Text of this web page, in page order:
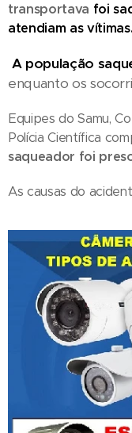
transportava foi
atendiam as vítimas.
A população
enquanto os
Equipes do Samu,
Polícia Científica
saqueador foi
As causas do